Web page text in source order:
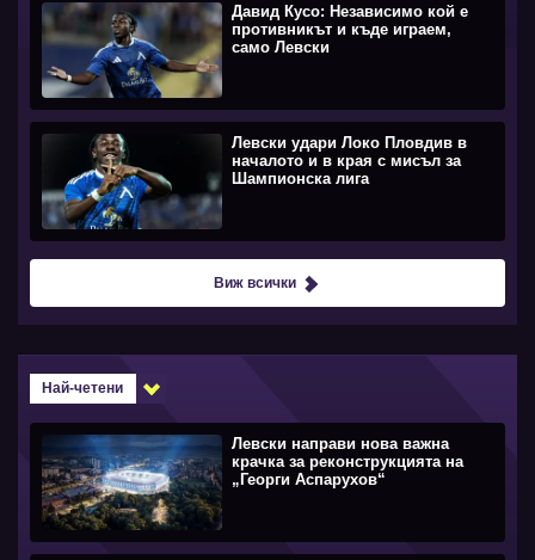
Давид Кусо: Независимо кой е
противникът и къде играем,
само Левски
Левски удари Локо Пловдив в
началото и в края с мисъл за
Шампионска лига
Виж всички
Най-четени
Левски направи нова важна
крачка за реконструкцията на
„Георги Аспарухов“